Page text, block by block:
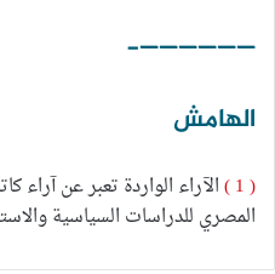
——————-
الهامش
( 1 )
الآراء الواردة تعبر عن آراء
المصري للدراسات السياسية